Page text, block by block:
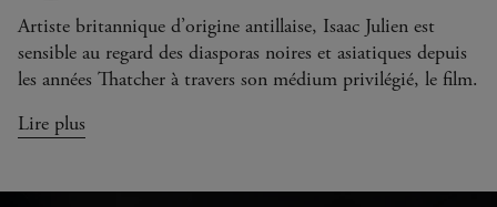
Artiste britannique d’origine antillaise, Isaac Julien est
sensible au regard des diasporas noires et asiatiques depuis
les années Thatcher à travers son médium privilégié, le film.
Lire plus